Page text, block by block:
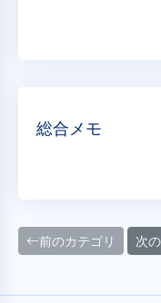
総合メモ
前のカテゴリ 次